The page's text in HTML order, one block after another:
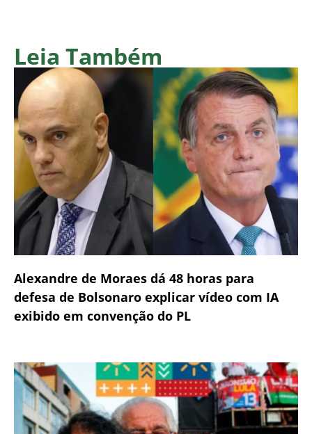
Leia Também
Alexandre de Moraes dá 48 horas para
defesa de Bolsonaro explicar vídeo com IA
exibido em convenção do PL